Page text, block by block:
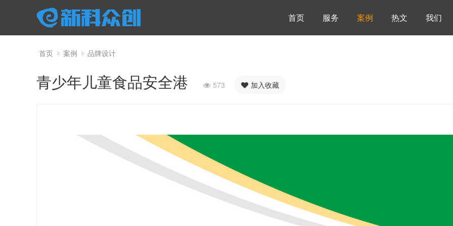
首页 服务 案例 热文 我们
首页 案例 品牌设计
青少年儿童食品安全港 573 加入收藏